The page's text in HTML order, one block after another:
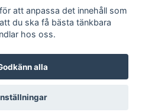
Rittforsridsport
att anpassa det innehåll som
du ska få bästa tänkbara
hos oss.
alla